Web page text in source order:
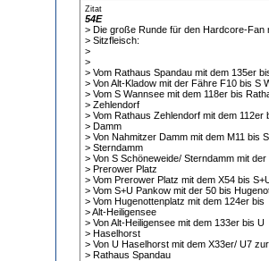
Zitat
54E
> Die große Runde für den Hardcore-Fan
> Sitzfleisch:
>
>
> Vom Rathaus Spandau mit dem 135er
> Von Alt-Kladow mit der Fähre F10 bis S
> Vom S Wannsee mit dem 118er bis
> Zehlendorf
> Vom Rathaus Zehlendorf mit dem 112er
> Damm
> Von Nahmitzer Damm mit dem M11 bis
> Sterndamm
> Von S Schöneweide/ Sterndamm mit der
> Prerower Platz
> Vom Prerower Platz mit dem X54 bis
> Vom S+U Pankow mit der 50 bis
> Vom Hugenottenplatz mit dem 124er bis
> Alt-Heiligensee
> Von Alt-Heiligensee mit dem 133er bis U
> Haselhorst
> Von U Haselhorst mit dem X33er/ U7
> Rathaus Spandau